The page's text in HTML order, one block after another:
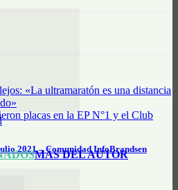
2021 – Comunidad InfoBrandsen
«La ultramaratón es una distancia
placas en la EP N°1 y el Club
MÁS DEL AUTOR